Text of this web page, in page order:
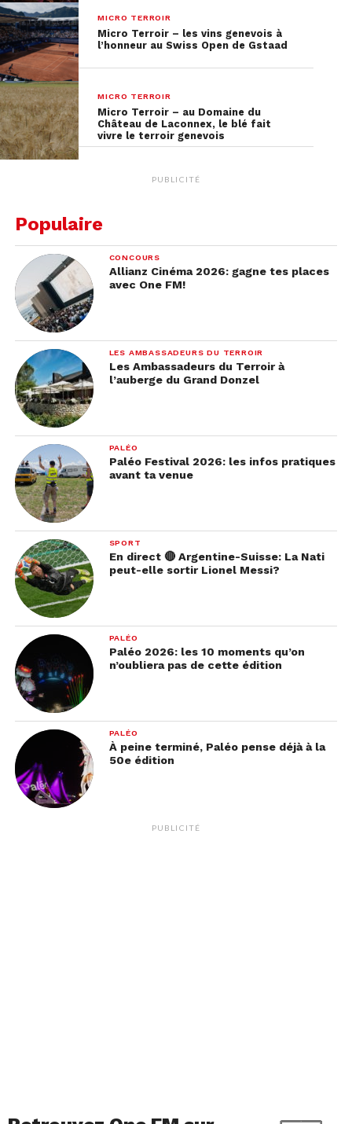
MICRO TERROIR
Micro Terroir – les vins genevois à
l’honneur au Swiss Open de Gstaad
MICRO TERROIR
Micro Terroir – au Domaine du
Château de Laconnex, le blé fait
vivre le terroir genevois
PUBLICITÉ
Populaire
CONCOURS
Allianz Cinéma 2026: gagne tes places
avec One FM!
LES AMBASSADEURS DU TERROIR
Les Ambassadeurs du Terroir à
l’auberge du Grand Donzel
PALÉO
Paléo Festival 2026: les infos pratiques
avant ta venue
SPORT
En direct 🔴 Argentine-Suisse: La Nati
peut-elle sortir Lionel Messi?
PALÉO
Paléo 2026: les 10 moments qu’on
n’oubliera pas de cette édition
PALÉO
À peine terminé, Paléo pense déjà à la
50e édition
PUBLICITÉ